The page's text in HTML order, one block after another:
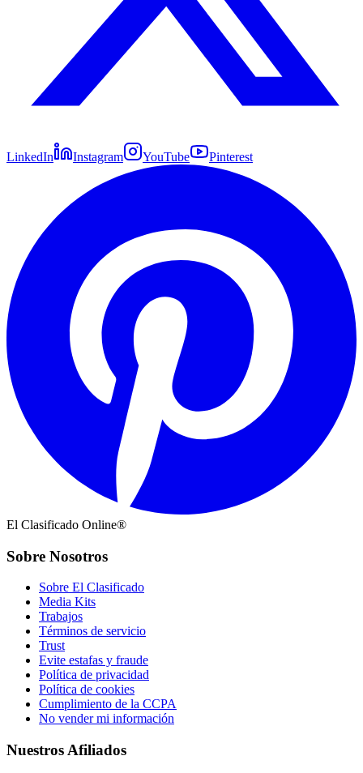
LinkedIn Instagram YouTube Pinterest
El Clasificado Online®
Sobre Nosotros
Sobre El Clasificado
Media Kits
Trabajos
Términos de servicio
Trust
Evite estafas y fraude
Política de privacidad
Política de cookies
Cumplimiento de la CCPA
No vender mi información
Nuestros Afiliados